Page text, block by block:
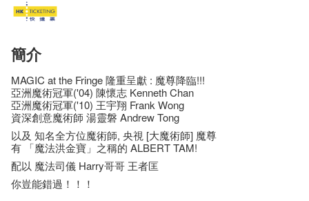
簡介
MAGIC at the Fringe 隆重呈獻 : 魔尊降臨!!!
亞洲魔術冠軍('04) 陳懷志 Kenneth Chan
亞洲魔術冠軍('10) 王宇翔 Frank Wong
資深創意魔術師 湯靈磐 Andrew Tong
以及 知名全方位魔術師, 央視 [大魔術師] 魔尊
有 「魔法洪金寶」之稱的 ALBERT TAM!
配以 魔法司儀 Harry哥哥 王者匡
你豈能錯過！！！